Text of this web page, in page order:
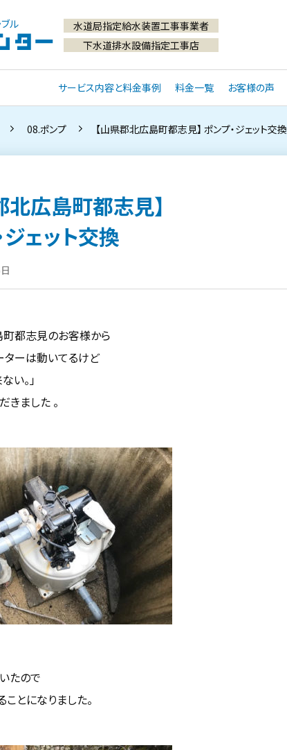
ル
サービス内容と料金事例 料金一覧 お客様の声
水道局指定給水装置工事事業者
下水道排水設備指定工事店
08.ポンプ 【山県郡北広島町都志見】 ポンプ・ジェット交換
北広島町都志見】
ジェット交換
都志見のお客様から
ターは動いてるけど
い。」
きました 。
たので
ことになりました。